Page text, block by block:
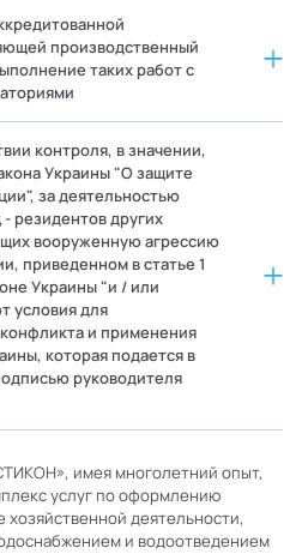
производственный
таких работ с
контроля, в значении,
Украины "О защите
за деятельностью
резидентов других
вооруженную агрессию
приведенном в статье 1
Украины "и / или
условия для
и применения
которая подается в
руководителя
имея многолетний опыт,
услуг по оформлению
деятельности,
и водоотведением